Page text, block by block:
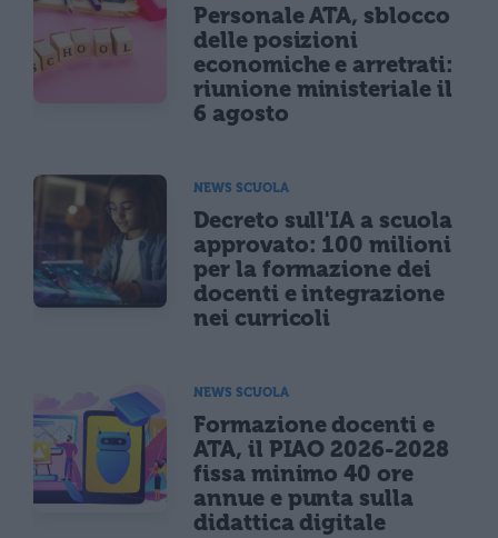
Personale ATA, sblocco
delle posizioni
economiche e arretrati:
riunione ministeriale il
6 agosto
NEWS SCUOLA
Decreto sull'IA a scuola
approvato: 100 milioni
per la formazione dei
docenti e integrazione
nei curricoli
NEWS SCUOLA
Formazione docenti e
ATA, il PIAO 2026-2028
fissa minimo 40 ore
annue e punta sulla
didattica digitale